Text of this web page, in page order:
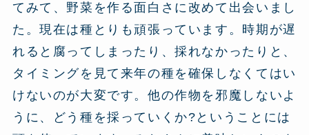
てみて、野菜を作る面白さに改めて出会いまし
た。現在は種とりも頑張っています。時期が遅
れると腐ってしまったり、採れなかったりと、
タイミングを見て来年の種を確保しなくてはい
けないのが大変です。他の作物を邪魔しないよ
うに、どう種を採っていくか?ということには